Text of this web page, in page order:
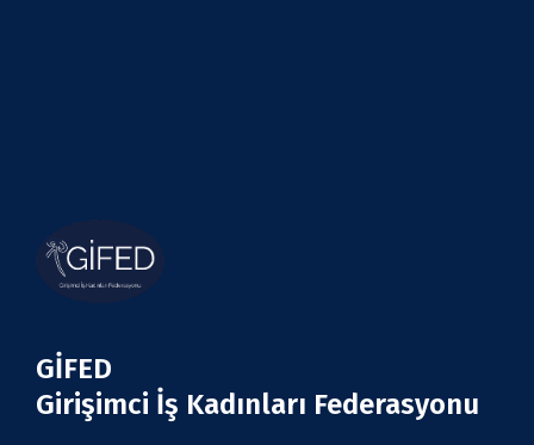
GİFED
Girişimci İş Kadınları Federasyonu